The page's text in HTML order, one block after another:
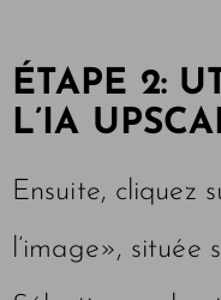
ÉTAPE 2:
L’IA
Ensuite, cliquez
l’image», située